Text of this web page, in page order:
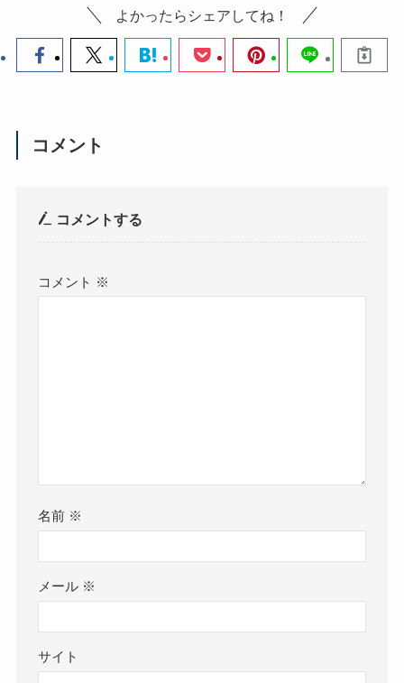
よかったらシェアしてね！
コメント
コメントする
コメント ※
名前 ※
メール ※
サイト